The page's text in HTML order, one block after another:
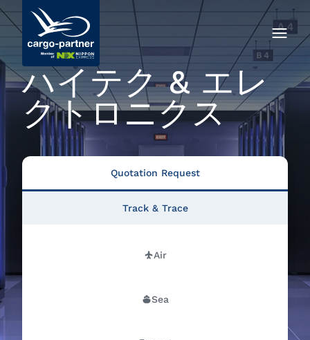
ハイテク & エレ
クトロニクス
Quotation Request
Air
Sea
Track & Trace